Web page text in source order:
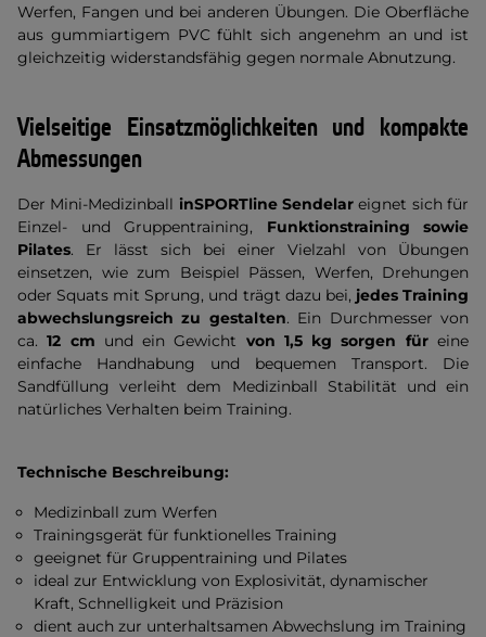
Werfen, Fangen und bei anderen Übungen. Die Oberfläche
aus gummiartigem PVC fühlt sich angenehm an und ist
gleichzeitig widerstandsfähig gegen normale Abnutzung.
Vielseitige Einsatzmöglichkeiten und kompakte
Abmessungen
Der Mini-Medizinball inSPORTline Sendelar eignet sich für
Einzel- und Gruppentraining, Funktionstraining sowie
Pilates. Er lässt sich bei einer Vielzahl von Übungen
einsetzen, wie zum Beispiel Pässen, Werfen, Drehungen
oder Squats mit Sprung, und trägt dazu bei, jedes Training
abwechslungsreich zu gestalten. Ein Durchmesser von
ca.12 cm und ein Gewicht von 1,5 kg sorgen füreine
einfache Handhabung und bequemen Transport. Die
Sandfüllung verleiht dem Medizinball Stabilität und ein
natürliches Verhalten beim Training.
Technische Beschreibung:
Medizinball zum Werfen
Trainingsgerät für funktionelles Training
geeignet für Gruppentraining und Pilates
ideal zur Entwicklung von Explosivität, dynamischer
Kraft, Schnelligkeit und Präzision
dient auch zur unterhaltsamen Abwechslung im Training